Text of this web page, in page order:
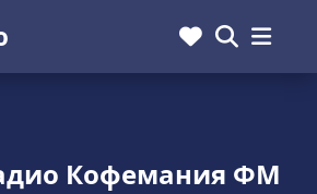
Кофемания ФМ